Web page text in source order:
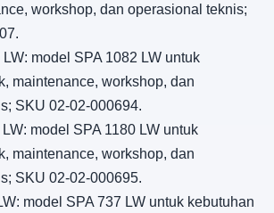
workshop, dan operasional teknis;
model SPA 1082 LW untuk
maintenance, workshop, dan
SKU 02-02-000694.
model SPA 1180 LW untuk
maintenance, workshop, dan
SKU 02-02-000695.
model SPA 737 LW untuk kebutuhan